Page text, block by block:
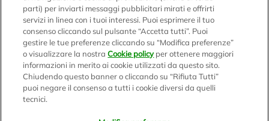
Logo Bennet
Seguici sui nostri canali
Scarica l'app
parti) per inviarti messaggi pubblicitari mirati e offrirti
servizi in linea con i tuoi interessi. Puoi esprimere il tuo
consenso cliccando sul pulsante “Accetta tutti”. Puoi
gestire le tue preferenze cliccando su “Modifica preferenze”
o visualizzare la nostraCookie policyper ottenere maggiori
informazioni in merito ai cookie utilizzati da questo sito.
Chiudendo questo banner o cliccando su “Rifiuta Tutti”
puoi negare il consenso a tutti i cookie diversi da quelli
tecnici.